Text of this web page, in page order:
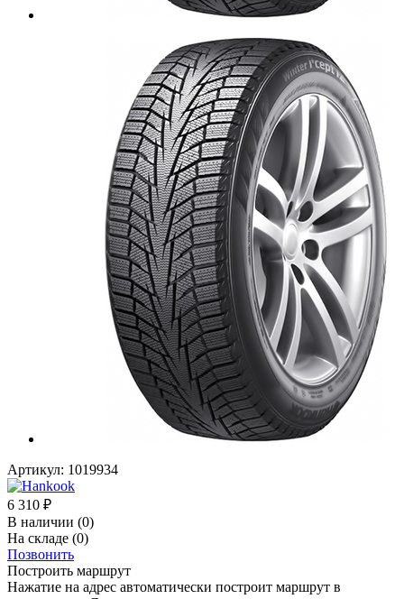
Артикул: 1019934
6 310 ₽
В наличии (0)
На складе (0)
Позвонить
Построить маршрут
Нажатие на адрес автоматически построит маршрут в